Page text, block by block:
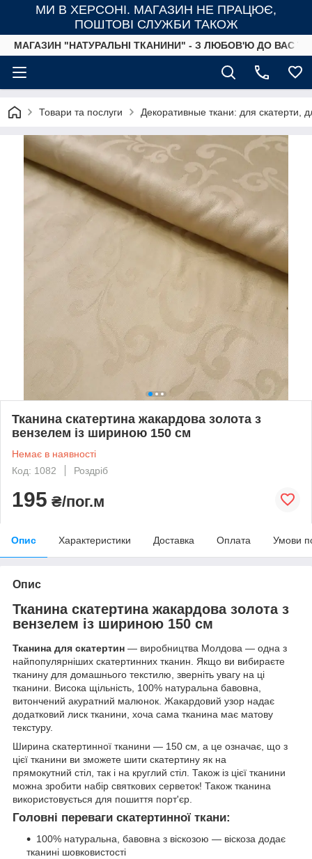
МИ В ХЕРСОНІ. МАГАЗИН НЕ ПРАЦЮЄ,
ПОШТОВІ СЛУЖБИ ТАКОЖ
МАГАЗИН "НАТУРАЛЬНІ ТКАНИНИ" - З ЛЮБОВ'Ю ДО ВАС
Товари та послуги Декоративные ткани: для скатерти,
Тканина скатертина жакардова золота з
вензелем із шириною 150 см
Немає в наявності
Код: 1082
Роздріб
195 ₴/пог.м
Опис Характеристики Доставка Оплата Умови
Опис
Тканина скатертина жакардова золота з
вензелем із шириною 150 см
Тканина для скатертин — виробництва Молдова — одна з
найпопулярніших скатертинних тканин. Якщо ви вибираєте
тканину для домашнього текстилю, зверніть увагу на ці
тканини. Висока щільність, 100% натуральна бавовна,
витончений акуратний малюнок. Жакардовий узор надає
додатковий лиск тканини, хоча сама тканина має матову
текстуру.
Ширина скатертинної тканини — 150 см, а це означає, що з
цієї тканини ви зможете шити скатертину як на
прямокутний стіл, так і на круглий стіл. Також із цієї тканини
можна зробити набір святкових серветок! Також тканина
використовується для пошиття порт'єр.
Головні переваги скатертинної ткани:
100% натуральна, бавовна з віскозою — віскоза додає
тканині шовковистості